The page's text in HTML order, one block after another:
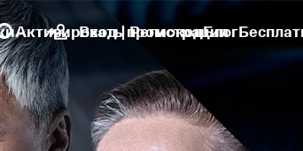
Активировать промокодБлог
Вход | Регистрация